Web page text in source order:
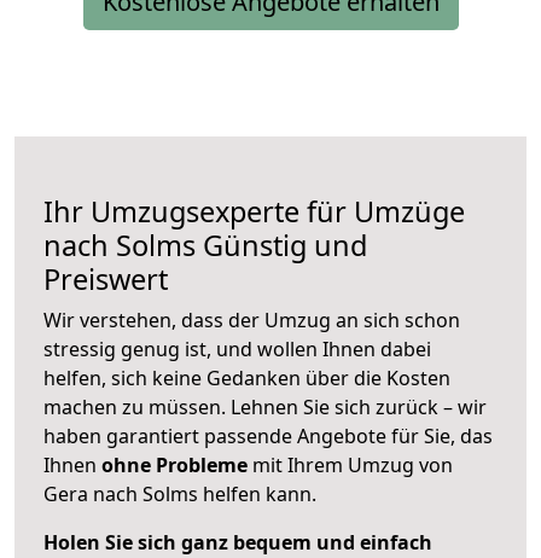
Ihr Umzugsexperte für Umzüge
nach Solms Günstig und
Preiswert
Wir verstehen, dass der Umzug an sich schon
stressig genug ist, und wollen Ihnen dabei
helfen, sich keine Gedanken über die Kosten
machen zu müssen. Lehnen Sie sich zurück – wir
haben garantiert passende Angebote für Sie, das
Ihnen ohne Probleme mit Ihrem Umzug von
Gera nach Solms helfen kann.
Holen Sie sich ganz bequem und einfach